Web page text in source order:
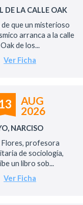
DE LA CALLE OAK
de que un misterioso
arranca a la calle
Oak de los...
Ver Ficha
13
AUG
2026
NARCISO
Flores, profesora
de sociología,
un libro sob...
Ver Ficha